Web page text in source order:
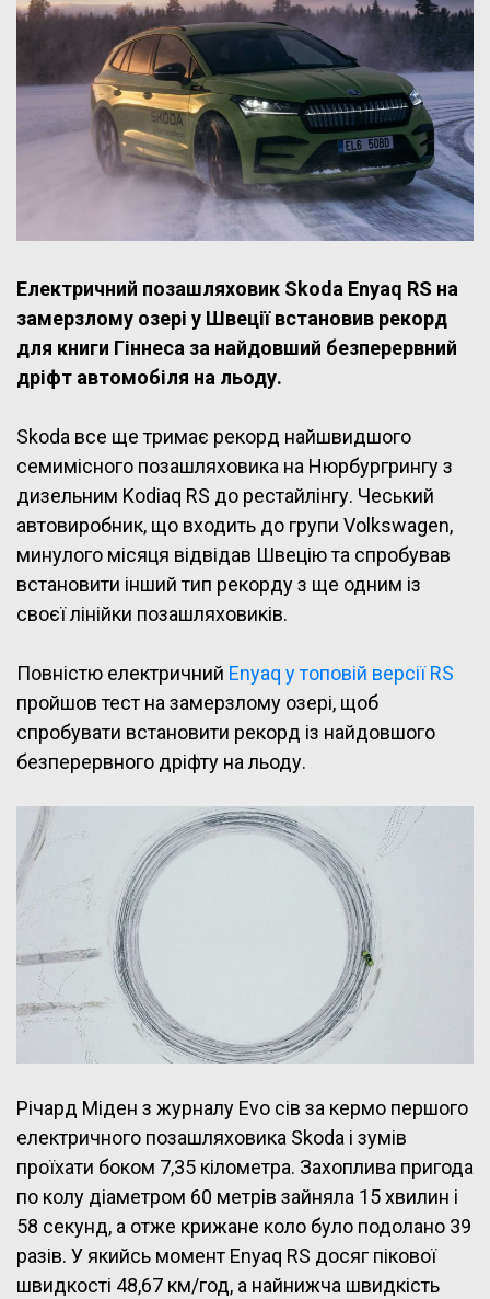
Електричний позашляховик Skoda Enyaq RS на
замерзлому озері у Швеції встановив рекорд
для книги Гіннеса за найдовший безперервний
дріфт автомобіля на льоду.
Skoda все ще тримає рекорд найшвидшого
семимісного позашляховика на Нюрбургрингу з
дизельним Kodiaq RS до рестайлінгу. Чеський
автовиробник, що входить до групи Volkswagen,
минулого місяця відвідав Швецію та спробував
встановити інший тип рекорду з ще одним із
своєї лінійки позашляховиків.
Повністю електричний Enyaq у топовій версії RS
пройшов тест на замерзлому озері, щоб
спробувати встановити рекорд із найдовшого
безперервного дріфту на льоду.
Річард Міден з журналу Evo сів за кермо першого
електричного позашляховика Skoda і зумів
проїхати боком 7,35 кілометра. Захоплива пригода
по колу діаметром 60 метрів зайняла 15 хвилин і
58 секунд, а отже крижане коло було подолано 39
разів. У якийсь момент Enyaq RS досяг пікової
швидкості 48,67 км/год, а найнижча швидкість